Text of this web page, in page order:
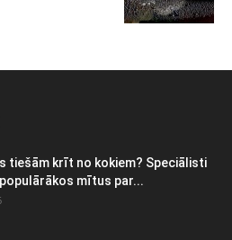
tiešām krīt no kokiem? Speciālisti
mītus par...